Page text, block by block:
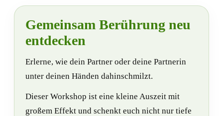
Gemeinsam Berührung neu
entdecken
Erlerne, wie dein Partner oder deine Partnerin
unter deinen Händen dahinschmilzt.
Dieser Workshop ist eine kleine Auszeit mit
großem Effekt und schenkt euch nicht nur tiefe